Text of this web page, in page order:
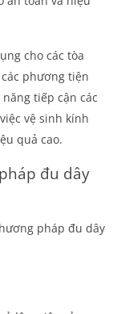
cho các tòa
phương tiện
tiếp cận các
vệ sinh kính
quả cao.
đu dây
pháp đu dây